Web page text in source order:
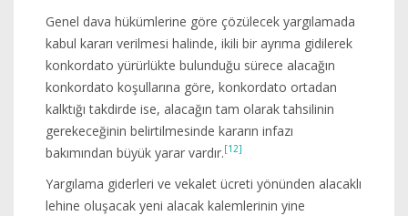
Genel dava hükümlerine göre çözülecek yargılamada
kabul kararı verilmesi halinde, ikili bir ayrıma gidilerek
konkordato yürürlükte bulunduğu sürece alacağın
konkordato koşullarına göre, konkordato ortadan
kalktığı takdirde ise, alacağın tam olarak tahsilinin
gerekeceğinin belirtilmesinde kararın infazı
bakımından büyük yarar vardır.[12]
Yargılama giderleri ve vekalet ücreti yönünden alacaklı
lehine oluşacak yeni alacak kalemlerinin yine